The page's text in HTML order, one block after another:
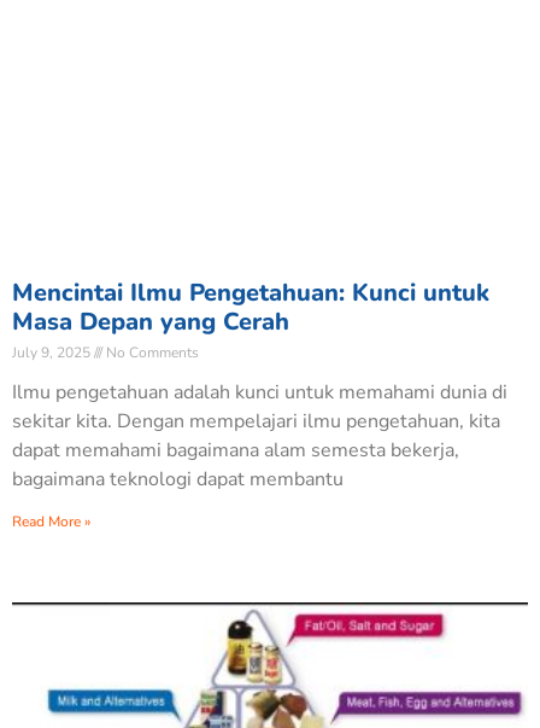
Mencintai Ilmu Pengetahuan: Kunci untuk
Masa Depan yang Cerah
July 9, 2025 No Comments
Ilmu pengetahuan adalah kunci untuk memahami dunia di
sekitar kita. Dengan mempelajari ilmu pengetahuan, kita
dapat memahami bagaimana alam semesta bekerja,
bagaimana teknologi dapat membantu
Read More »